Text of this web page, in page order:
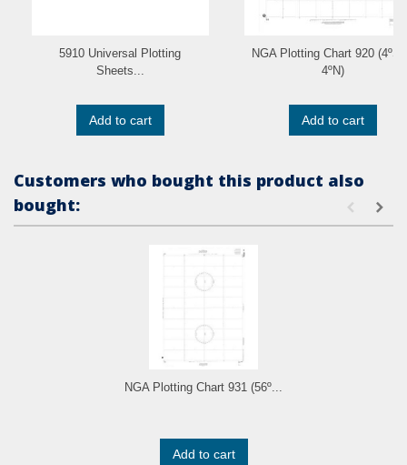
5910 Universal Plotting
Sheets...
Add to cart
NGA Plotting Chart 920 (4ºS
4ºN)
Add to cart
Customers who bought this product also
bought:
NGA Plotting Chart 931 (56º...
Add to cart